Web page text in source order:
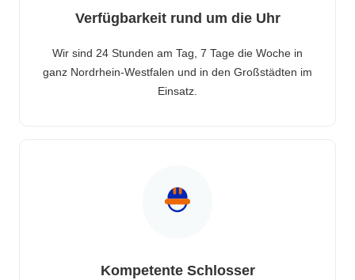
Verfügbarkeit rund um die Uhr
Wir sind 24 Stunden am Tag, 7 Tage die Woche in
ganz Nordrhein-Westfalen und in den Großstädten im
Einsatz.
Kompetente Schlosser